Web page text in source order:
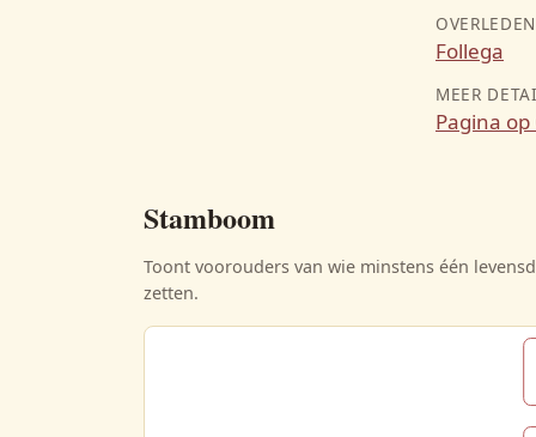
OVERLEDEN
Follega
MEER
Pagina op
Stamboom
Toont voorouders van wie minstens één
zetten.